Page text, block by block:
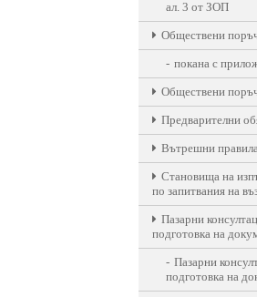
ал. 3 от ЗОП
Oбществени
покана с
Обществени
Предварителни
Вътрешни
Становища на
по запитвания на
Пазарни
подготовка на
Пазарни
подготовка на